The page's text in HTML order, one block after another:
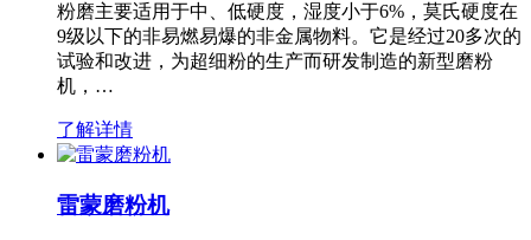
粉磨主要适用于中、低硬度，湿度小于6%，莫氏硬度在
9级以下的非易燃易爆的非金属物料。它是经过20多次的
试验和改进，为超细粉的生产而研发制造的新型磨粉
机，…
了解详情
雷蒙磨粉机